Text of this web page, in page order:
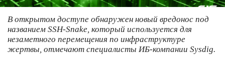
В открытом доступе обнаружен новый вредонос под
названием SSH-Snake, который используется для
незаметного перемещения по инфраструктуре
жертвы, отмечают специалисты ИБ-компании Sysdig.